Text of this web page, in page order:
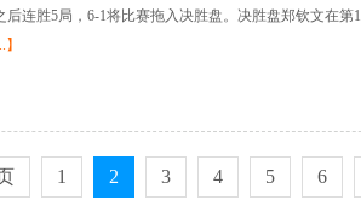
后连胜5局，6-1将比赛拖入决胜盘。决胜盘郑钦文在
1 2 3 4 5 6